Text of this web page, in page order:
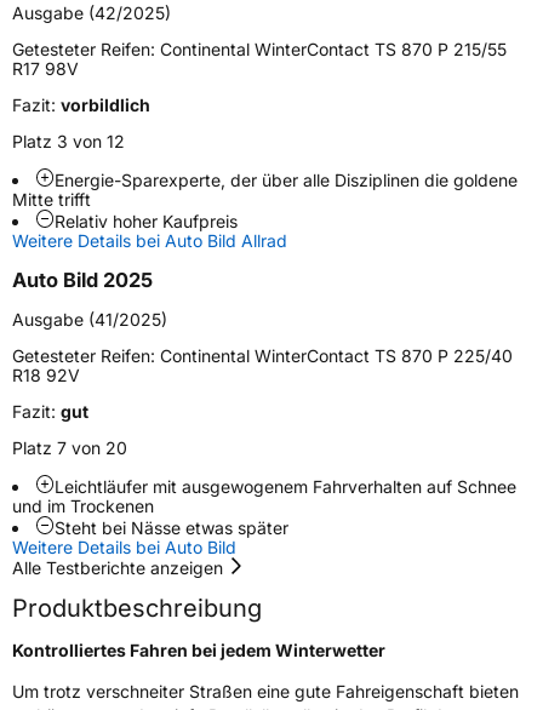
VerwendungWinterreifen
ModellnameWinterContact TS 870 P
FahrzeugartPKW & SUV
Weitere Eigenschaften
Schlauchtyp TL
ZustandNeureifen
M+SJa
Verstärkt XL
Felgenschutz
ElektroJa
EU Label
EffizienzC
Nasshaftung B
Ausgabe (42/2025)
Getesteter Reifen: Continental WinterContact TS 870 P 215/55
R17 98V
Fazit: vorbildlich
Platz 3 von 12
Energie-Sparexperte, der über alle Disziplinen die goldene
Mitte trifft
Relativ hoher Kaufpreis
Weitere Details bei Auto Bild Allrad
Auto Bild 2025
Ausgabe (41/2025)
Getesteter Reifen: Continental WinterContact TS 870 P 225/40
R18 92V
Fazit: gut
Platz 7 von 20
Leichtläufer mit ausge­wogenem Fahrverhalten auf Schnee
und im Trockenen
Steht bei Nässe etwas später
Weitere Details bei Auto Bild
Alle Testberichte anzeigen
Produktbeschreibung
Kontrolliertes Fahren bei jedem Winterwetter
Um trotz verschneiter Straßen eine gute Fahreigenschaft bieten